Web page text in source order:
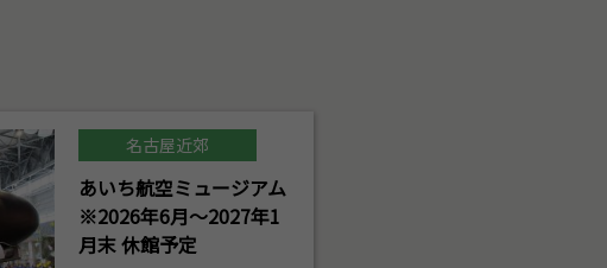
名古屋近郊
あいち航空ミュージアム
※2026年6月～2027年1
月末 休館予定